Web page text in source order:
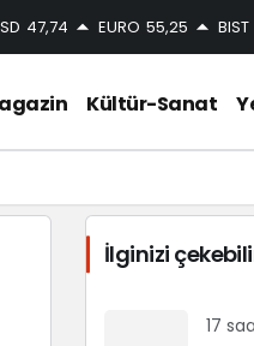
47,74 EURO 55,25 BIST
Kültür-Sanat
Gündüz modunu seçin.
İlginizi
17